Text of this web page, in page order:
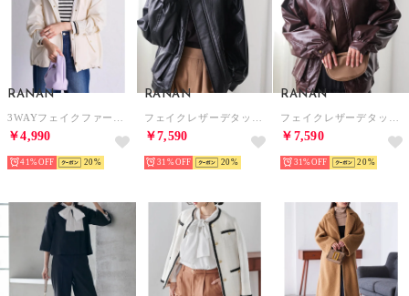
RANAN
￥4,990
41% 20
RANAN
￥7,590
31% 20
RANAN
￥7,590
31% 20